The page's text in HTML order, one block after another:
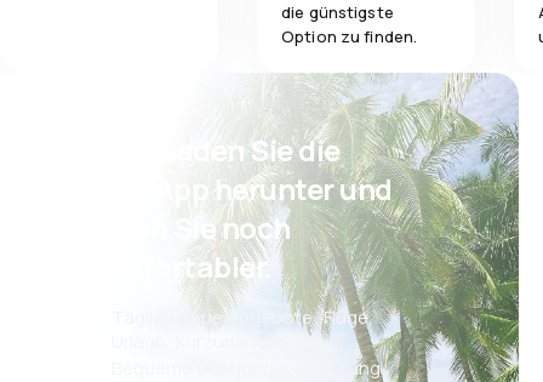
die günstigste
Option zu finden.
Psst! Laden Sie die
eSky App herunter und
reisen Sie noch
komfortabler.
Täglich neue Angebote: Flüge,
Bequeme Buchungsverwaltung